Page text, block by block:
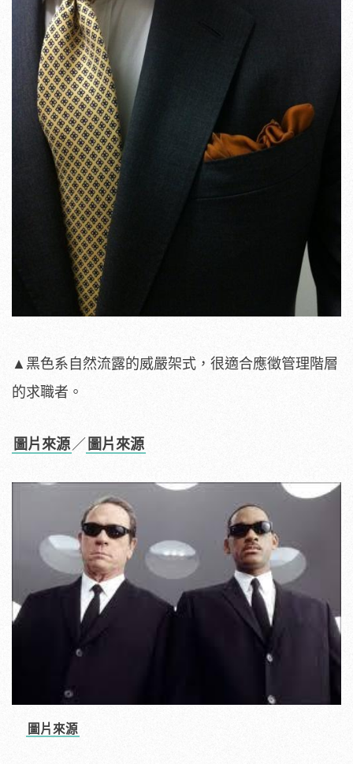
▲黑色系自然流露的威嚴架式，很適合應徵管理階層
的求職者。
圖片來源 ／ 圖片來源
圖片來源